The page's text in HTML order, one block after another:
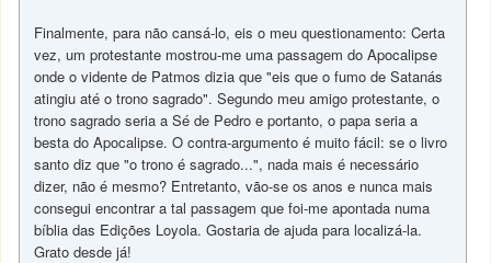
Finalmente, para não cansá-lo, eis o meu questionamento: Certa
vez, um protestante mostrou-me uma passagem do Apocalipse
onde o vidente de Patmos dizia que "eis que o fumo de Satanás
atingiu até o trono sagrado". Segundo meu amigo protestante, o
trono sagrado seria a Sé de Pedro e portanto, o papa seria a
besta do Apocalipse. O contra-argumento é muito fácil: se o livro
santo diz que "o trono é sagrado...", nada mais é necessário
dizer, não é mesmo? Entretanto, vão-se os anos e nunca mais
consegui encontrar a tal passagem que foi-me apontada numa
bíblia das Edições Loyola. Gostaria de ajuda para localizá-la.
Grato desde já!